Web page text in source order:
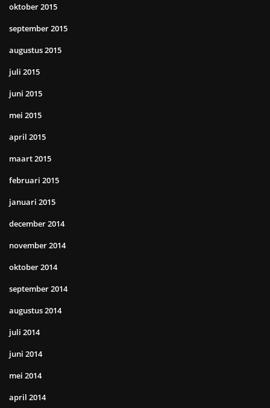
oktober 2015
september 2015
augustus 2015
juli 2015
juni 2015
mei 2015
april 2015
maart 2015
februari 2015
januari 2015
december 2014
november 2014
oktober 2014
september 2014
augustus 2014
juli 2014
juni 2014
mei 2014
april 2014